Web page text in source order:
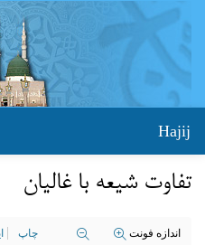
Hajij
تفاوت شیعه با غالیان
اندازه فونت چاپ